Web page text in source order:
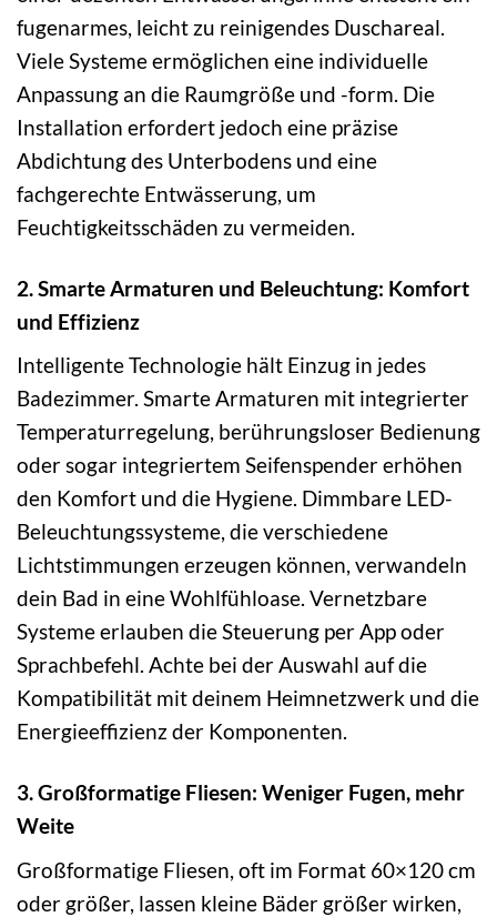
fugenarmes, leicht zu reinigendes Duschareal.
Viele Systeme ermöglichen eine individuelle
Anpassung an die Raumgröße und -form. Die
Installation erfordert jedoch eine präzise
Abdichtung des Unterbodens und eine
fachgerechte Entwässerung, um
Feuchtigkeitsschäden zu vermeiden.
2. Smarte Armaturen und Beleuchtung: Komfort
und Effizienz
Intelligente Technologie hält Einzug in jedes
Badezimmer. Smarte Armaturen mit integrierter
Temperaturregelung, berührungsloser Bedienung
oder sogar integriertem Seifenspender erhöhen
den Komfort und die Hygiene. Dimmbare LED-
Beleuchtungssysteme, die verschiedene
Lichtstimmungen erzeugen können, verwandeln
dein Bad in eine Wohlfühloase. Vernetzbare
Systeme erlauben die Steuerung per App oder
Sprachbefehl. Achte bei der Auswahl auf die
Kompatibilität mit deinem Heimnetzwerk und die
Energieeffizienz der Komponenten.
3. Großformatige Fliesen: Weniger Fugen, mehr
Weite
Großformatige Fliesen, oft im Format 60×120 cm
oder größer, lassen kleine Bäder größer wirken,